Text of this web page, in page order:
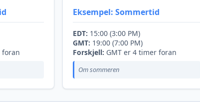
foran
Eksempel: Sommertid
EDT: 15:00 (3:00 PM)
GMT: 19:00 (7:00 PM)
Forskjell: GMT er 4 timer foran
Om sommeren